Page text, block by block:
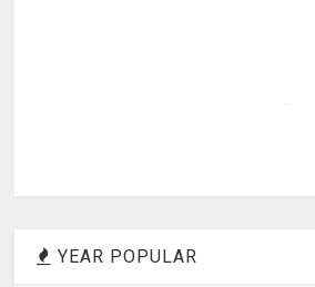
YEAR POPULAR